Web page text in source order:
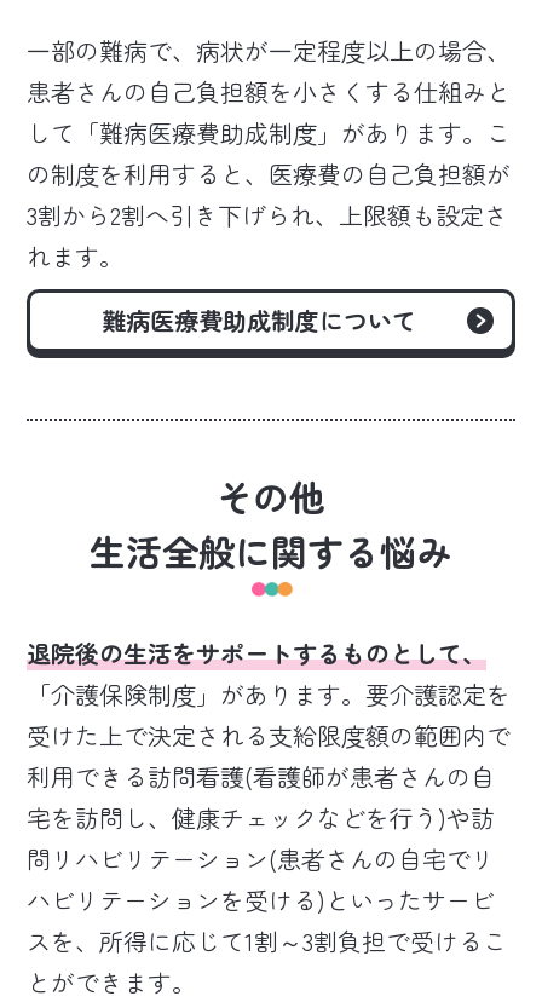
一部の難病で、病状が一定程度以上の場合、
患者さんの自己負担額を小さくする仕組みと
して「難病医療費助成制度」があります。こ
の制度を利用すると、医療費の自己負担額が
3割から2割へ引き下げられ、上限額も設定さ
れます。
難病医療費助成制度について
その他
生活全般に関する悩み
退院後の生活をサポートするものとして、
「介護保険制度」があります。要介護認定を
受けた上で決定される支給限度額の範囲内で
利用できる訪問看護(看護師が患者さんの自
宅を訪問し、健康チェックなどを行う)や訪
問リハビリテーション(患者さんの自宅でリ
ハビリテーションを受ける)といったサービ
スを、所得に応じて1割～3割負担で受けるこ
とができます。